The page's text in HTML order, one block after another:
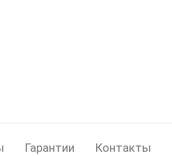
Гарантии Контакты